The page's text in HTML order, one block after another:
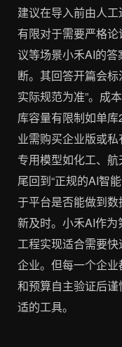
建议在导入前由人
有限对于需要严格
议等场景小禾AI的
断。其回答开篇会
实际规范为准”。成
库容量有限制如单
业需购买企业版或
专用模型如化工、
尾回到“正规的AI智
于平台是否能做到
新及时。小禾AI作
工程实现适合需要
企业。但每一个企
和预算自主验证后
适的工具。